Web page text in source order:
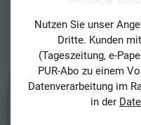
Nutzen Sie unser
Dritte. Kunden
(Tageszeitung, e-
PUR-Abo zu einem
Datenverarbeitung im
in der